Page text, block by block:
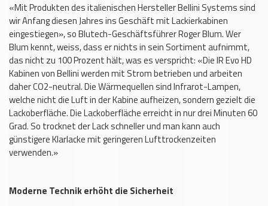
«Mit Produkten des italienischen Hersteller Bellini Systems sind
wir Anfang diesen Jahres ins Geschäft mit Lackierkabinen
eingestiegen», so Blutech-Geschäftsführer Roger Blum. Wer
Blum kennt, weiss, dass er nichts in sein Sortiment aufnimmt,
das nicht zu 100 Prozent hält, was es verspricht: «Die IR Evo HD
Kabinen von Bellini werden mit Strom betrieben und arbeiten
daher CO2-neutral. Die Wärmequellen sind Infrarot-Lampen,
welche nicht die Luft in der Kabine aufheizen, sondern gezielt die
Lackoberfläche. Die Lackoberfläche erreicht in nur drei Minuten 60
Grad. So trocknet der Lack schneller und man kann auch
günstigere Klarlacke mit geringeren Lufttrockenzeiten
verwenden.»
Moderne Technik erhöht die Sicherheit